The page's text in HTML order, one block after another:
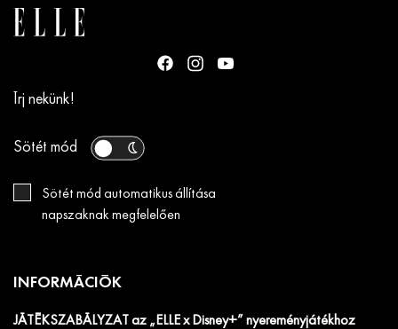
Írj nekünk!
Sötét mód
Sötét mód automatikus állítása
napszaknak megfelelően
INFORMÁCIÓK
JÁTÉKSZABÁLYZAT az „ELLE x Disney+” nyereményjátékhoz